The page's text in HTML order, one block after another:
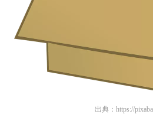
出典： https://